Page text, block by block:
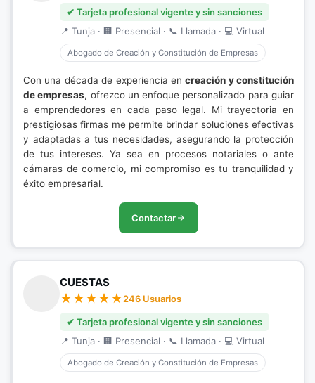
✔ Tarjeta profesional vigente y sin sanciones
📍 Tunja · 🏢 Presencial · 📞 Llamada · 💻 Virtual
Abogado de Creación y Constitución de Empresas
Con una década de experiencia encreación y constitución
de empresas, ofrezco un enfoque personalizado para guiar
a emprendedores en cada paso legal. Mi trayectoria en
prestigiosas firmas me permite brindar soluciones efectivas
y adaptadas a tus necesidades, asegurando la protección
de tus intereses. Ya sea en procesos notariales o ante
cámaras de comercio, mi compromiso es tu tranquilidad y
éxito empresarial.
Contactar
CUESTAS
246 Usuarios
✔ Tarjeta profesional vigente y sin sanciones
📍 Tunja · 🏢 Presencial · 📞 Llamada · 💻 Virtual
Abogado de Creación y Constitución de Empresas